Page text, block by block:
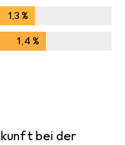
1,3%
1,4%
bei der